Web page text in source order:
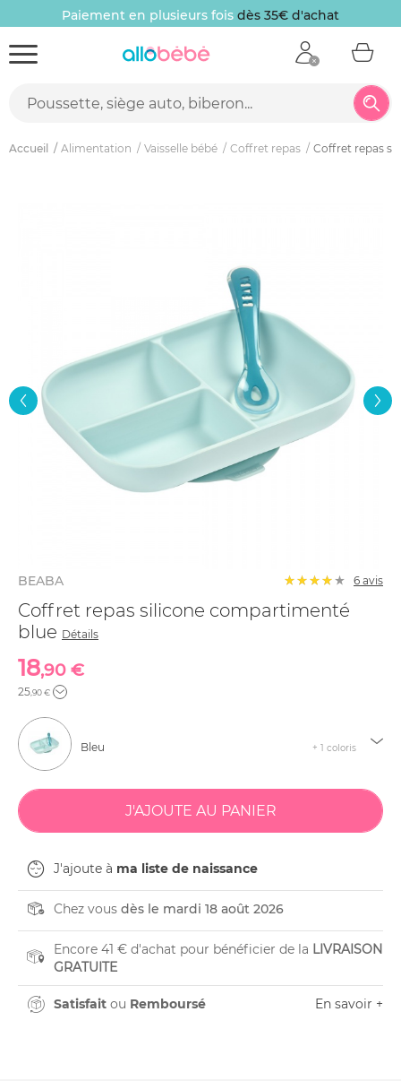
Paiement en plusieurs fois dès 35€ d'achat
Accueil Alimentation Vaisselle bébé Coffret repas Coffret repas
BEABA 6 avis
Coffret repas silicone compartimenté
blue Détails
18,90 €
25,90 €
Bleu + 1 coloris
J'ajoute à ma liste de naissance
Chez vous dès le mardi 18 août 2026
Encore 41 € d'achat pour bénéficier de la LIVRAISON
GRATUITE
Satisfait ou Remboursé En savoir +